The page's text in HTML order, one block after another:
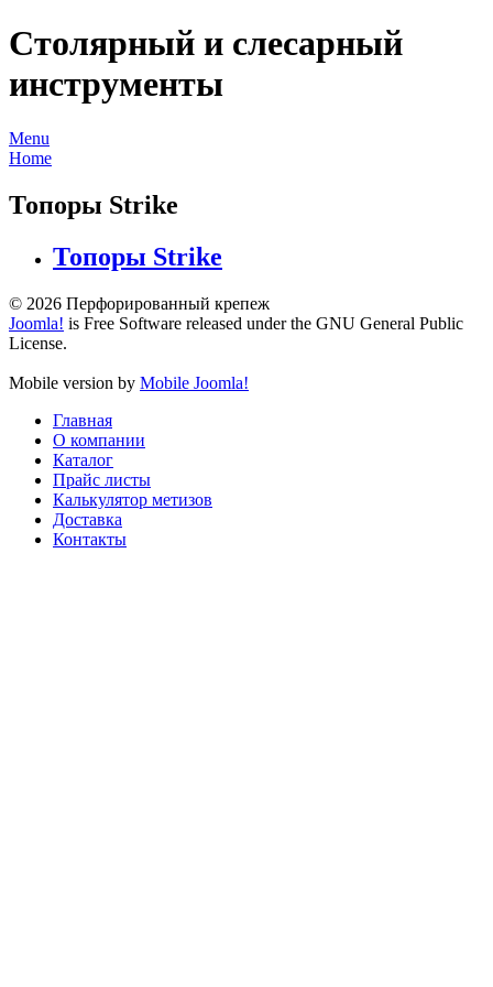
Столярный и слесарный
инструменты
Menu
Home
Топоры Strike
Топоры Strike
© 2026 Перфорированный крепеж
Joomla! is Free Software released under the GNU General Public
License.
Mobile version by Mobile Joomla!
Главная
О компании
Каталог
Прайс листы
Калькулятор метизов
Доставка
Контакты